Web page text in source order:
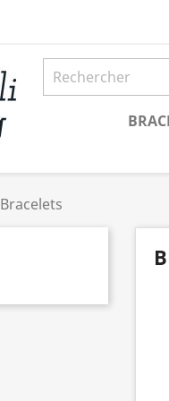
Bracelets